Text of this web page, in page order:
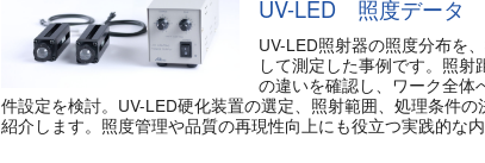
UV-LED 照度データ
UV-LED照射器の照度分布を
して測定した事例です。照
の違いを確認し、ワーク全体
件設定を検討。UV-LED硬化装置の選定、照射範囲、処理条件
紹介します。照度管理や品質の再現性向上にも役立つ実践的な内